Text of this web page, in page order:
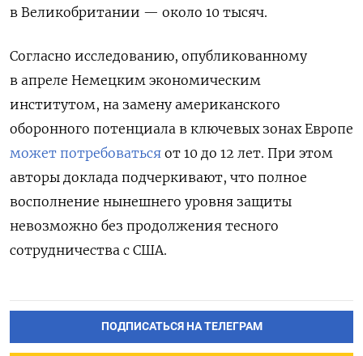
в Великобритании — около 10 тысяч.
Согласно исследованию, опубликованному
в апреле Немецким экономическим
институтом, на замену американского
оборонного потенциала в ключевых зонах Европе
может потребоваться от 10 до 12 лет. При этом
авторы доклада подчеркивают, что полное
восполнение нынешнего уровня защиты
невозможно без продолжения тесного
сотрудничества с США.
ПОДПИСАТЬСЯ НА ТЕЛЕГРАМ